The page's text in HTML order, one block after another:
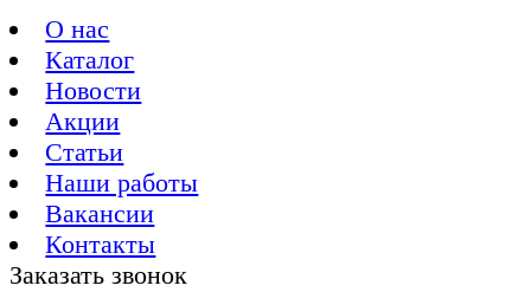
О нас
Каталог
Новости
Акции
Статьи
Наши работы
Вакансии
Контакты
Заказать звонок